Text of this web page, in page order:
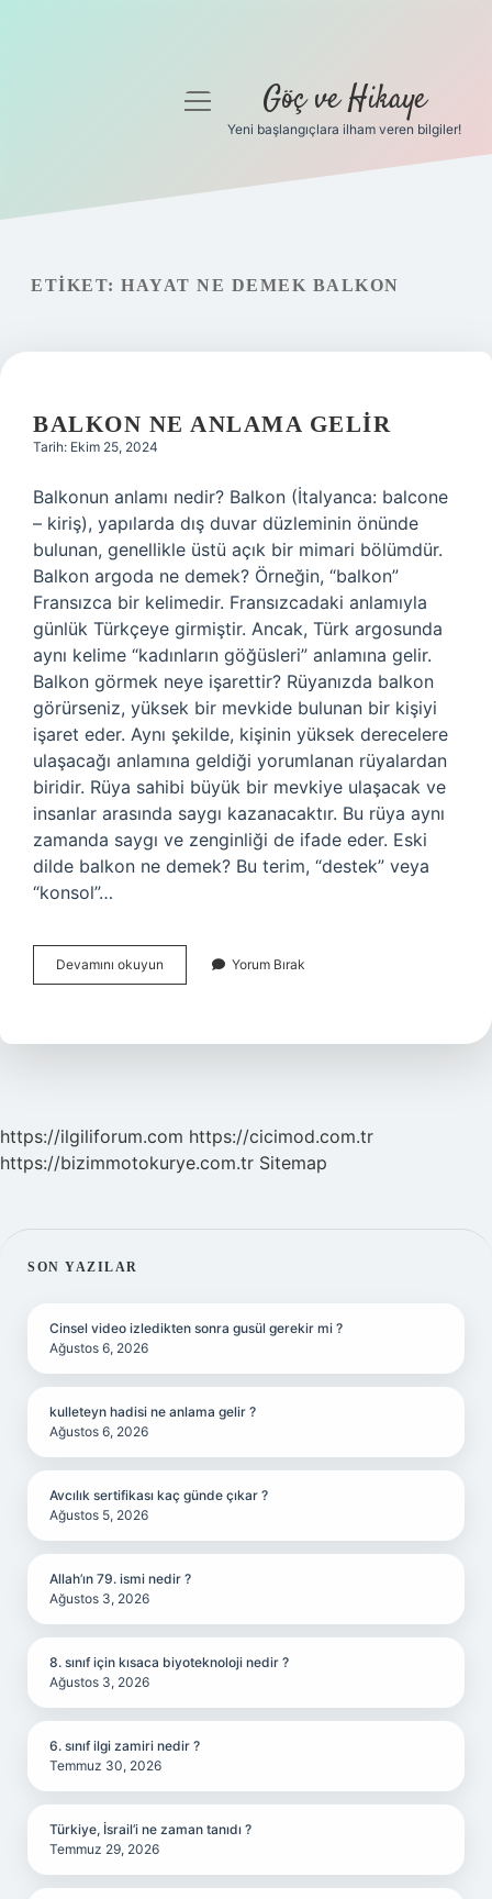
Gizlilik Politikası
menüyü
Göç ve Hikaye
Yeni başlangıçlara ilham veren bilgiler!
ETIKET: HAYAT NE DEMEK BALKON
BALKON NE ANLAMA GELIR
Tarih: Ekim 25, 2024
Balkonun anlamı nedir? Balkon (İtalyanca: balcone
– kiriş), yapılarda dış duvar düzleminin önünde
bulunan, genellikle üstü açık bir mimari bölümdür.
Balkon argoda ne demek? Örneğin, “balkon”
Fransızca bir kelimedir. Fransızcadaki anlamıyla
günlük Türkçeye girmiştir. Ancak, Türk argosunda
aynı kelime “kadınların göğüsleri” anlamına gelir.
Balkon görmek neye işarettir? Rüyanızda balkon
görürseniz, yüksek bir mevkide bulunan bir kişiyi
işaret eder. Aynı şekilde, kişinin yüksek derecelere
ulaşacağı anlamına geldiği yorumlanan rüyalardan
biridir. Rüya sahibi büyük bir mevkiye ulaşacak ve
insanlar arasında saygı kazanacaktır. Bu rüya aynı
zamanda saygı ve zenginliği de ifade eder. Eski
dilde balkon ne demek? Bu terim, “destek” veya
“konsol”…
Devamını okuyun
Ne
Yorum Bırak
https://ilgiliforum.com https://cicimod.com.tr
https://bizimmotokurye.com.tr Sitemap
SIDEBAR
SON YAZILAR
Cinsel video izledikten sonra gusül gerekir mi ?
Ağustos 6, 2026
kulleteyn hadisi ne anlama gelir ?
Ağustos 6, 2026
Avcılık sertifikası kaç günde çıkar ?
Ağustos 5, 2026
Allah’ın 79. ismi nedir ?
Ağustos 3, 2026
8. sınıf için kısaca biyoteknoloji nedir ?
Ağustos 3, 2026
6. sınıf ilgi zamiri nedir ?
Temmuz 30, 2026
Türkiye, İsrail’i ne zaman tanıdı ?
Temmuz 29, 2026